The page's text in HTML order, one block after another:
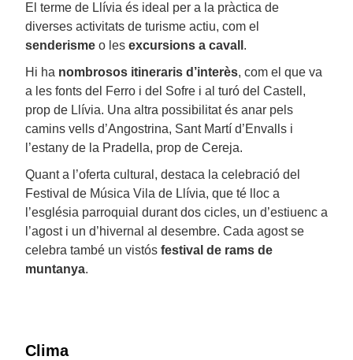
El terme de Llívia és ideal per a la pràctica de
diverses activitats de turisme actiu, com el
senderisme o les excursions a cavall .
Hi ha nombrosos itineraris d’interès, com el que va
a les fonts del Ferro i del Sofre i al turó del Castell,
prop de Llívia. Una altra possibilitat és anar pels
camins vells d’Angostrina, Sant Martí d’Envalls i
l’estany de la Pradella, prop de Cereja.
Quant a l’oferta cultural, destaca la celebració del
Festival de Música Vila de Llívia, que té lloc a
l’església parroquial durant dos cicles, un d’estiuenc a
l’agost i un d’hivernal al desembre. Cada agost se
celebra també un vistós festival de rams de
muntanya.
Clima